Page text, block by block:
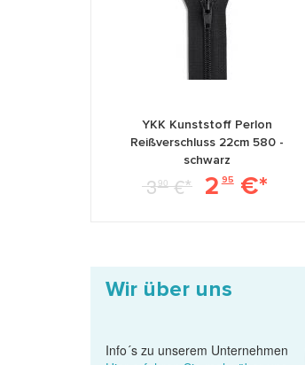
YKK Kunststoff Perlon
Reißverschluss 22cm 580 -
schwarz
390€* 2 95€*
Wir über uns
Info´s zu unserem Unternehmen